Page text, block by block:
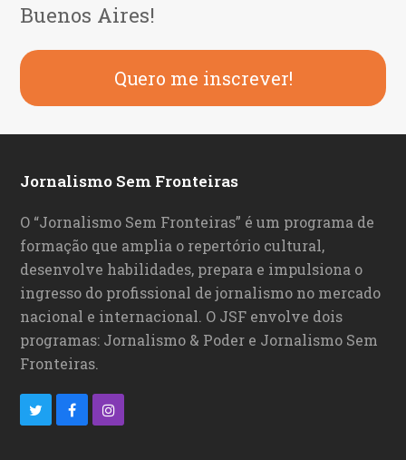
Buenos Aires!
Quero me inscrever!
Jornalismo Sem Fronteiras
O “Jornalismo Sem Fronteiras” é um programa de
formação que amplia o repertório cultural,
desenvolve habilidades, prepara e impulsiona o
ingresso do profissional de jornalismo no mercado
nacional e internacional. O JSF envolve dois
programas: Jornalismo & Poder e Jornalismo Sem
Fronteiras.
I